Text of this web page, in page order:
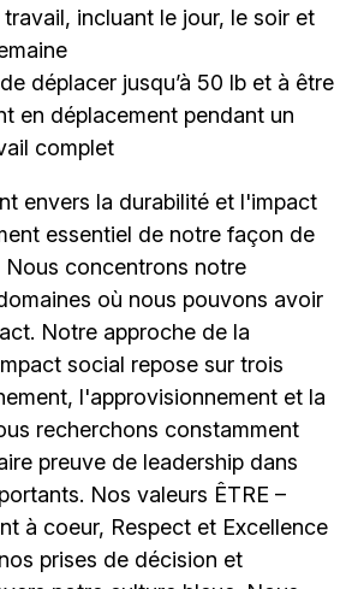
incluant le jour, le soir et
déplacer jusqu’à 50 lb et à être
en déplacement pendant un
complet
envers la durabilité et l'impact
essentiel de notre façon de
Nous concentrons notre
où nous pouvons avoir
Notre approche de la
social repose sur trois
l'approvisionnement et la
recherchons constamment
preuve de leadership dans
Nos valeurs ÊTRE –
à coeur, Respect et Excellence
prises de décision et